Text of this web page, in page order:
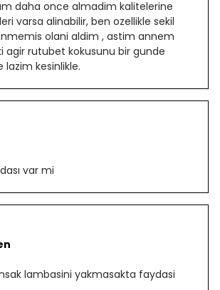
daha once almadim kalitelerine
varsa alinabilir, ben ozellikle sekil
olani aldim , astim annem
agir rutubet kokusunu bir gunde
lazim kesinlikle.
var mi
lambasini yakmasakta faydasi